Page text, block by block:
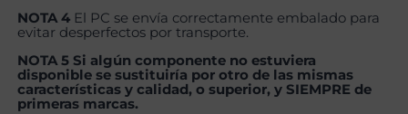
NOTA 4 El PC se envía correctamente embalado para
evitar desperfectos por transporte.
NOTA 5 Si algún componente no estuviera
disponible se sustituiría por otro de las mismas
características y calidad, o superior, y SIEMPRE de
primeras marcas.